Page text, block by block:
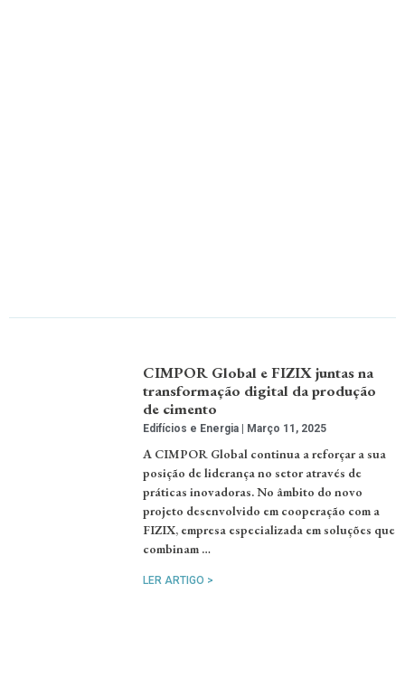
CIMPOR Global e FIZIX juntas na
transformação digital da produção
de cimento
Edifícios e Energia Março 11, 2025
A CIMPOR Global continua a reforçar a sua
posição de liderança no setor através de
práticas inovadoras. No âmbito do novo
projeto desenvolvido em cooperação com a
FIZIX, empresa especializada em soluções que
combinam …
LER ARTIGO >